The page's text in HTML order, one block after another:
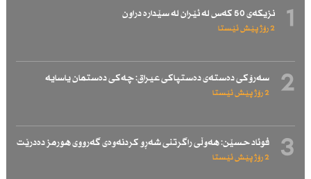
1 نزیكەی 50 كەس لە ئێران لە سێدارە دراون
2 رۆژ پێش ئێستا
2 سەرۆكی دەستەی دەستپاكی عیراق: چەكی دەستمان یاسایە
2 رۆژ پێش ئێستا
3 فوئاد حسێن: هەوڵی راگرتنی شەڕو كردنەوەی گەرووی هورمز دەدرێت
2 رۆژ پێش ئێستا